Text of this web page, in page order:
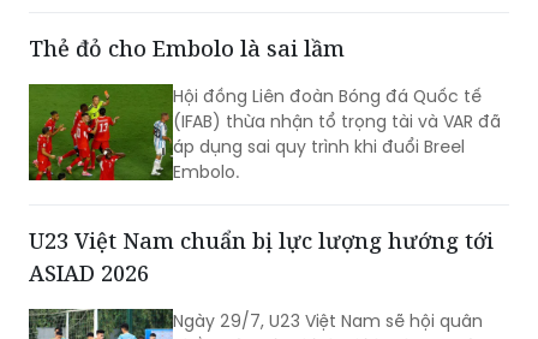
Công an các đơn vị, địa phương trên cả
nước đã có mặt để làm quen sân đấu,
rà soát kỹ thuật và hoàn thiện những
khâu chuẩn bị cuối cùng trước khi bước
vào thi đấu tại Vòng Chung kết Hội thao
quân sự, võ thuật và thể thao Công an
Thẻ đỏ cho Embolo là sai lầm
Hội đồng Liên đoàn Bóng đá Quốc tế
áp dụng sai quy trình khi đuổi Breel
Embolo.
U23 Việt Nam chuẩn bị lực lượng hướng tới